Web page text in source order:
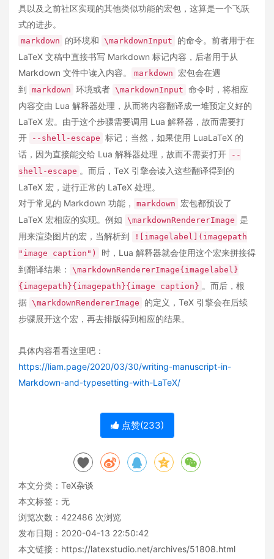
具以及之前社区实现的其他类似功能的宏包，这算是一个飞跃
式的进步。
markdown 的环境和 \markdownInput
的命令。前者用于在
LaTeX 文稿中直接书写 Markdown 标记内容，后者用于从
Markdown 文件中读入内容。
markdown
宏包会在遇
到 markdown 环境或者 \markdownInput 命令时，将相应
内容交由 Lua 解释器处理，从而将内容翻译成一堆预定义好的
LaTeX 宏。由于这个步骤需要调用 Lua 解释器，故而需要打
开
--shell-escape 标记；当然，如果使用 LuaLaTeX 的
话，因为直接能交给 Lua 解释器处理，故而不需要打开
--
shell-escape 。而后，TeX 引擎会读入这些翻译得到的
LaTeX 宏，进行正常的 LaTeX 处理。
对于常见的 Markdown 功能，
markdown
宏包都预设了
LaTeX 宏相应的实现。例如 \markdownRendererImage 是
用来渲染图片的宏，当解析到
![imagelabel](imagepath
"image caption")
时，Lua 解释器就会使用这个宏来拼接得
到翻译结果：
\markdownRendererImage{imagelabel}
{imagepath}{imagepath}{image caption} 。而后，根
据 \markdownRendererImage
的定义，TeX 引擎会在后续
步骤展开这个宏，再去排版得到相应的结果。
具体内容看看这里吧：
https://liam.page/2020/03/30/writing-manuscript-in-
Markdown-and-typesetting-with-LaTeX/
点赞(233)
本文分类： TeX杂谈
本文标签：无
浏览次数： 422486 次浏览
发布日期：2020-04-13 22:50:42
本文链接： https://latexstudio.net/archives/51808.html